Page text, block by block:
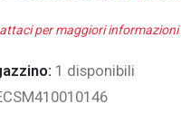
per maggiori
1 disponibili